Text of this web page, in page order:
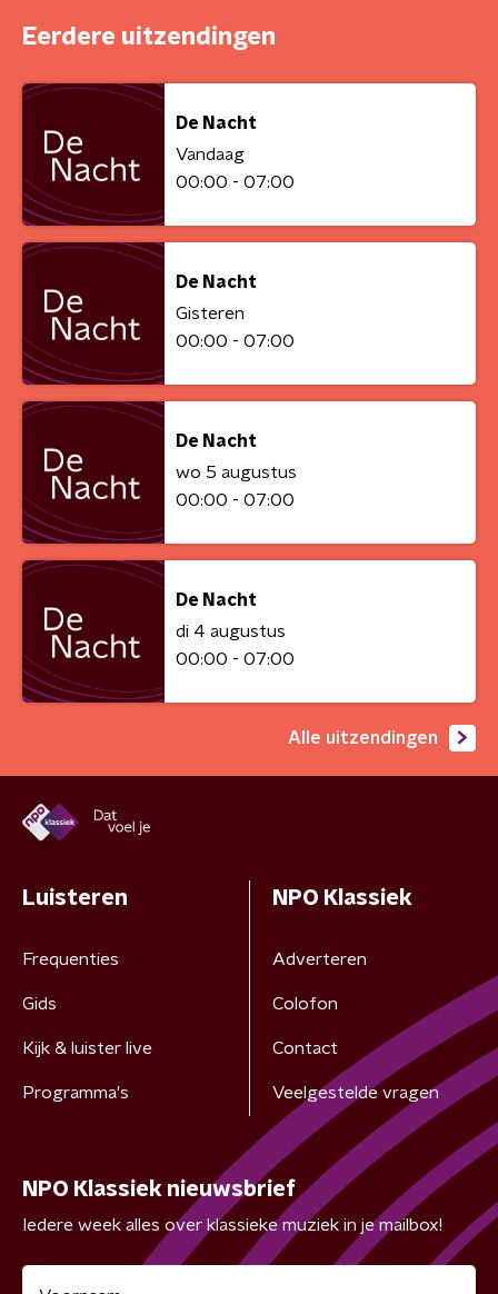
Eerdere uitzendingen
De Nacht
Vandaag
00:00 - 07:00
De Nacht
Gisteren
00:00 - 07:00
De Nacht
wo 5 augustus
00:00 - 07:00
De Nacht
di 4 augustus
00:00 - 07:00
Alle uitzendingen
Luisteren
Frequenties
Gids
Kijk & luister live
Programma's
NPO Klassiek
Adverteren
Colofon
Contact
Veelgestelde vragen
NPO Klassiek nieuwsbrief
Iedere week alles over klassieke muziek in je mailbox!